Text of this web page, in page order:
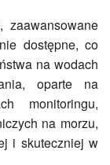
zaawansowane
dostępne, co
na wodach
oparte na
monitoringu,
na morzu,
i skuteczniej w